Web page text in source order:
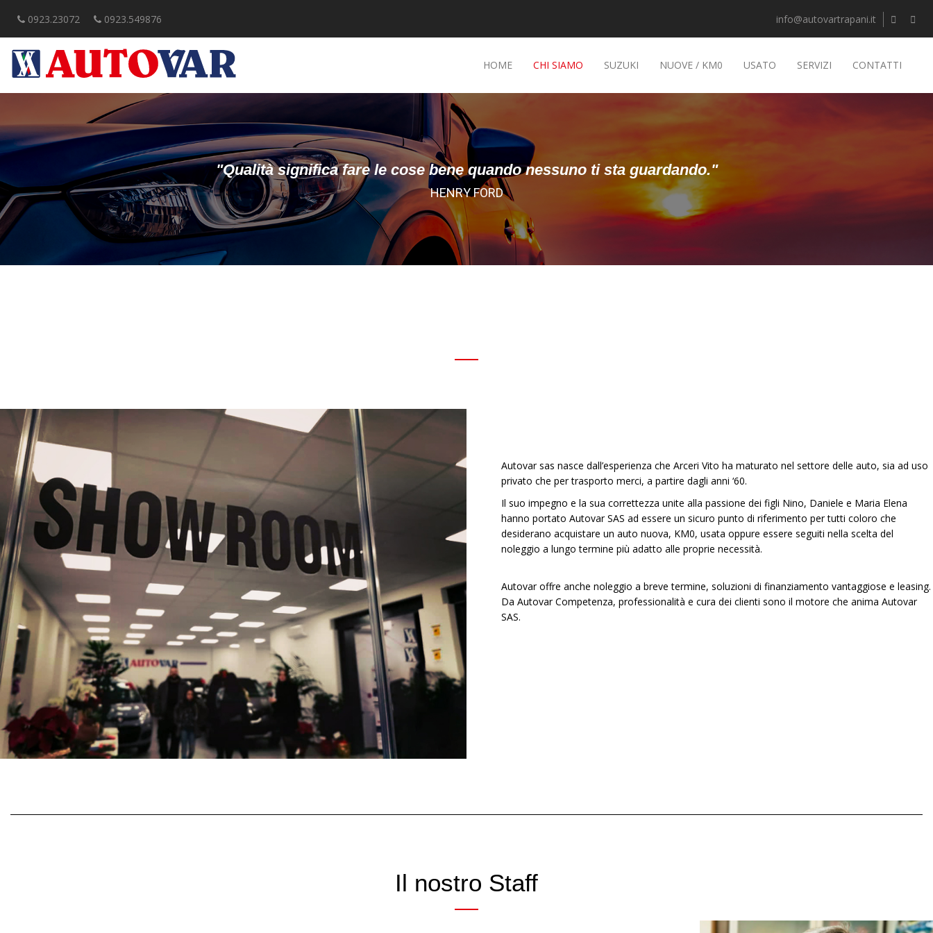
0923.23072 0923.549876 info@autovartrapani.it
HOME CHI SIAMO SUZUKI NUOVE / KM0 USATO SERVIZI CONTATTI
"Qualità significa fare le cose bene quando nessuno ti sta guardando."
HENRY FORD
Autovar sas nasce dall’esperienza che Arceri Vito ha maturato nel settore delle auto, sia ad uso
privato che per trasporto merci, a partire dagli anni ‘60.
Il suo impegno e la sua correttezza unite alla passione dei figli Nino, Daniele e Maria Elena
hanno portato Autovar SAS ad essere un sicuro punto di riferimento per tutti coloro che
desiderano acquistare un auto nuova, KM0, usata oppure essere seguiti nella scelta del
noleggio a lungo termine più adatto alle proprie necessità.
Autovar offre anche noleggio a breve termine, soluzioni di finanziamento vantaggiose e leasing.
Da Autovar Competenza, professionalità e cura dei clienti sono il motore che anima Autovar
SAS.
Il nostro Staff